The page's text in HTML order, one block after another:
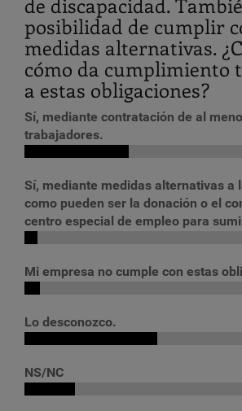
posibilidad de cumplir
medidas alternativas.
cómo da cumplimiento
a estas obligaciones?
Sí, mediante contratación de al
trabajadores.
Sí, mediante medidas alternativas a
como pueden ser la donación o el
centro especial de empleo para
Mi empresa no cumple con estas
Lo desconozco.
NS/NC